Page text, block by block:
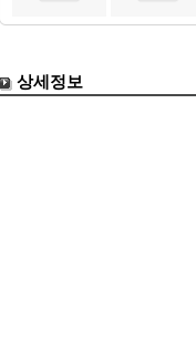
상세정보